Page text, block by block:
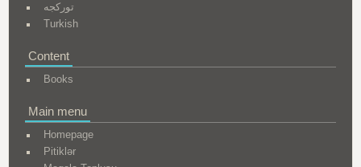
تورکجه
Turkish
Content
Books
Main menu
Homepage
Pitiklər